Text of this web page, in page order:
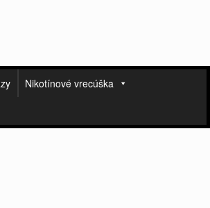
Nikotínové vrecúška